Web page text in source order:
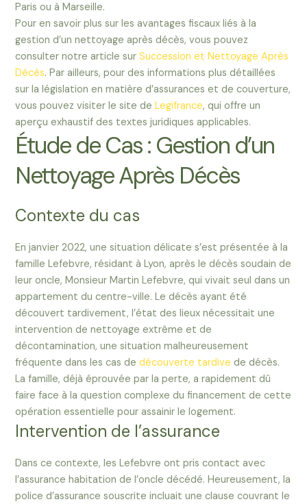
Paris ou à Marseille.
Pour en savoir plus sur les avantages fiscaux liés à la
gestion d’un nettoyage après décès, vous pouvez
consulter notre article surSuccession et Nettoyage Après
Décès. Par ailleurs, pour des informations plus détaillées
sur la législation en matière d’assurances et de couverture,
vous pouvez visiter le site deLegifrance, qui offre un
aperçu exhaustif des textes juridiques applicables.
Étude de Cas : Gestion d’un
Nettoyage Après Décès
Contexte du cas
En janvier 2022, une situation délicate s’est présentée à la
famille Lefebvre, résidant à Lyon, après le décès soudain de
leur oncle, Monsieur Martin Lefebvre, qui vivait seul dans un
appartement du centre-ville. Le décès ayant été
découvert tardivement, l’état des lieux nécessitait une
intervention de nettoyage extrême et de
décontamination, une situation malheureusement
fréquente dans les cas dedécouverte tardive de décès.
La famille, déjà éprouvée par la perte, a rapidement dû
faire face à la question complexe du financement de cette
opération essentielle pour assainir le logement.
Intervention de l’assurance
Dans ce contexte, les Lefebvre ont pris contact avec
l’assurance habitation de l’oncle décédé. Heureusement, la
police d’assurance souscrite incluait une clause couvrant le